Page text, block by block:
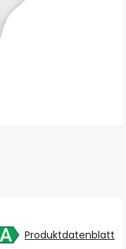
Produktdatenblatt